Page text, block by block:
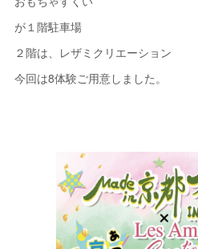
が１階駐車場
２階は、レザミクリエーション
今回は8体験ご用意しました。